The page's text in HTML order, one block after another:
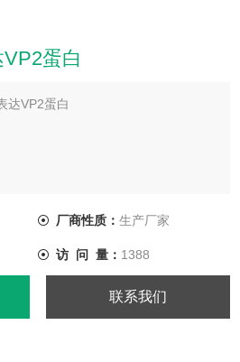
蛋白
达VP2蛋白
厂商性质： 生产厂家
访 问 量： 1388
联系我们